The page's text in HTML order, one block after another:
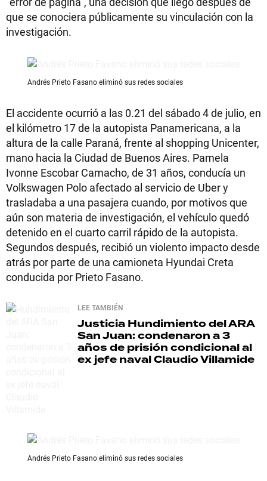
que se conociera públicamente su vinculación con la
investigación.
Andrés Prieto Fasano eliminó sus redes sociales
El accidente ocurrió a las 0.21 del sábado 4 de julio, en
el kilómetro 17 de la autopista Panamericana, a la
altura de la calle Paraná, frente al shopping Unicenter,
mano hacia la Ciudad de Buenos Aires. Pamela
Ivonne Escobar Camacho, de 31 años, conducía un
Volkswagen Polo afectado al servicio de Uber y
trasladaba a una pasajera cuando, por motivos que
aún son materia de investigación, el vehículo quedó
detenido en el cuarto carril rápido de la autopista.
Segundos después, recibió un violento impacto desde
atrás por parte de una camioneta Hyundai Creta
conducida por Prieto Fasano.
LEE TAMBIÉN
Justicia Hundimiento del ARA
San Juan: condenaron a 3
años de prisión condicional al
ex jefe naval Claudio Villamide
Andrés Prieto Fasano eliminó sus redes sociales